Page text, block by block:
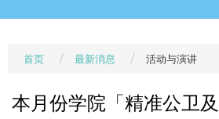
首页 最新消息 活动与演讲
本月份学院「精准公卫